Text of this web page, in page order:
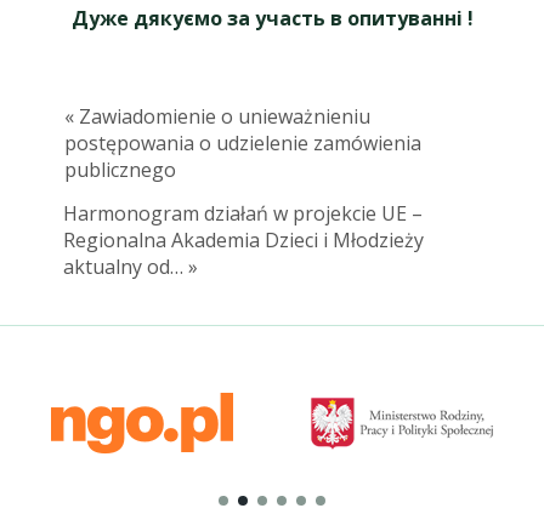
Дуже дякуємо за участь в опитуванні !
« Zawiadomienie o unieważnieniu
postępowania o udzielenie zamówienia
publicznego
Harmonogram działań w projekcie UE –
Regionalna Akademia Dzieci i Młodzieży
aktualny od… »